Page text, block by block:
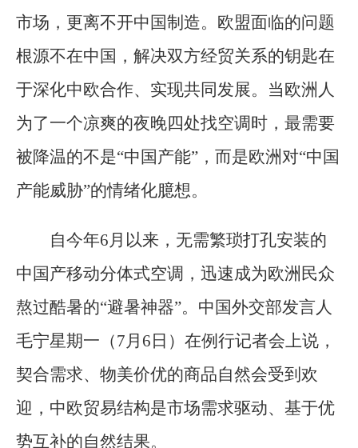
市场，更离不开中国制造。欧盟面临的问题
根源不在中国，解决双方经贸关系的钥匙在
于深化中欧合作、实现共同发展。当欧洲人
为了一个凉爽的夜晚四处找空调时，最需要
被降温的不是“中国产能”，而是欧洲对“中国
产能威胁”的情绪化臆想。
自今年6月以来，无需繁琐打孔安装的
中国产移动分体式空调，迅速成为欧洲民众
熬过酷暑的“避暑神器”。中国外交部发言人
毛宁星期一（7月6日）在例行记者会上说，
契合需求、物美价优的商品自然会受到欢
迎，中欧贸易结构是市场需求驱动、基于优
势互补的自然结果。